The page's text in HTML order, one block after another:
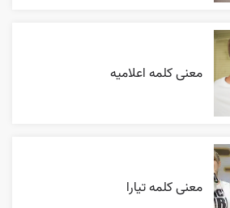
معنی کلمه اعلاميه
معنی کلمه تیارا